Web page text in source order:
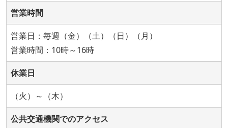
営業時間
営業日：毎週（金）（土）（日）（月）
営業時間：10時～16時
休業日
（火）～（木）
公共交通機関でのアクセス